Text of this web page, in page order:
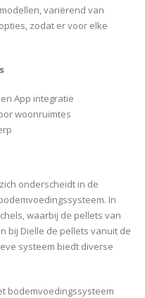
variërend van
zodat er voor elke
App integratie
woonruimtes
onderscheidt in de
In
waarbij de pellets van
bij Dielle de pellets vanuit de
systeem biedt diverse
bodemvoedingssysteem